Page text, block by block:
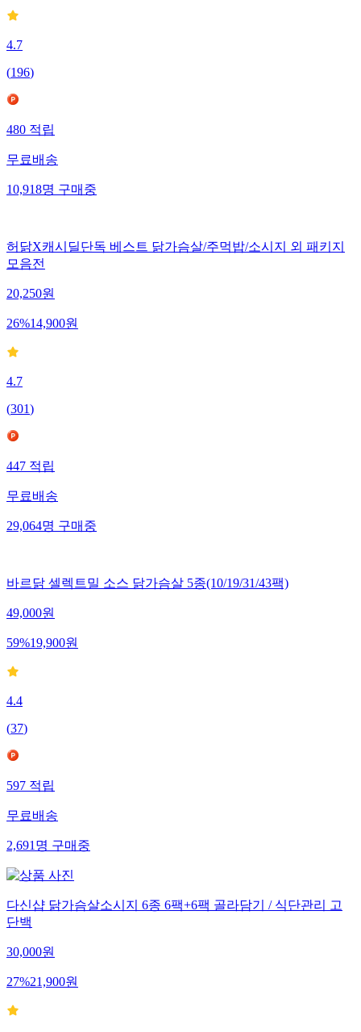
4.7
(196)
480적립
무료배송
10,918명구매중
허닭X캐시딜단독 베스트 닭가슴살/주먹밥/소시지 외 패키지
모음전
20,250원
26%14,900원
4.7
(301)
447적립
무료배송
29,064명구매중
바르닭 셀렉트밀 소스 닭가슴살 5종(10/19/31/43팩)
49,000원
59%19,900원
4.4
(37)
597적립
무료배송
2,691명구매중
다신샵 닭가슴살소시지 6종 6팩+6팩 골라담기 / 식단관리 고
단백
30,000원
27%21,900원